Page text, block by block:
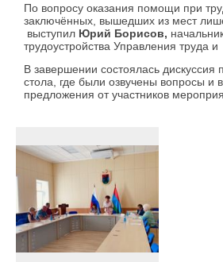
По вопросу оказания помощи при
заключённых, вышедших из мест
выступил Юрий Борисов,
трудоустройства Управления труда
В завершении состоялась дискуссия
стола, где были озвучены вопросы и
предложения от участников